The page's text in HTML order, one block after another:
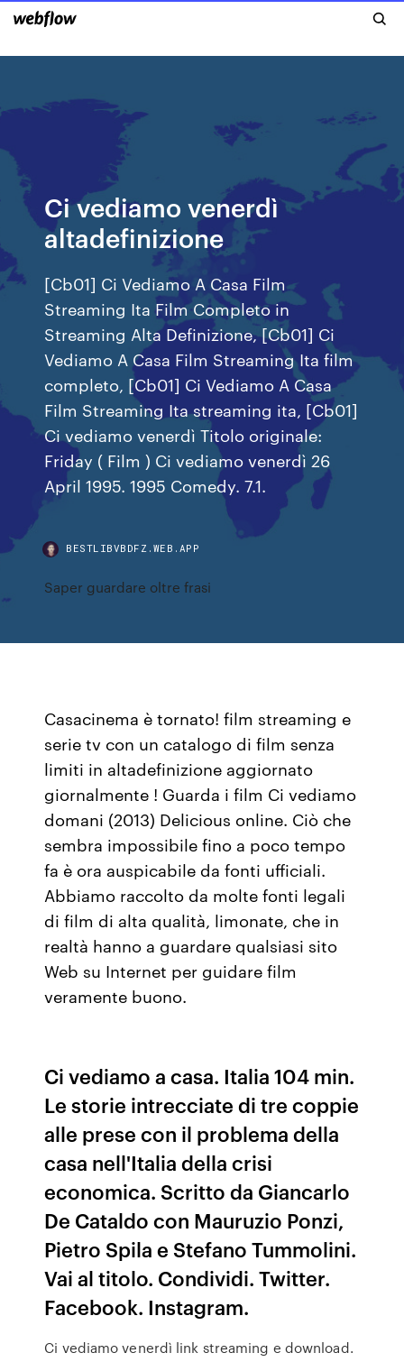
Ci vediamo venerdì
altadefinizione
[Cb01] Ci Vediamo A Casa Film
Streaming Ita Film Completo in
Streaming Alta Definizione, [Cb01] Ci
Vediamo A Casa Film Streaming Ita film
completo, [Cb01] Ci Vediamo A Casa
Film Streaming Ita streaming ita, [Cb01]
Ci vediamo venerdì Titolo originale:
Friday ( Film ) Ci vediamo venerdì 26
April 1995. 1995 Comedy. 7.1.
BESTLIBVBDFZ.WEB.APP
Saper guardare oltre frasi
Casacinema è tornato! film streaming e
serie tv con un catalogo di film senza
limiti in altadefinizione aggiornato
giornalmente ! Guarda i film Ci vediamo
domani (2013) Delicious online. Ciò che
sembra impossibile fino a poco tempo
fa è ora auspicabile da fonti ufficiali.
Abbiamo raccolto da molte fonti legali
di film di alta qualità, limonate, che in
realtà hanno a guardare qualsiasi sito
Web su Internet per guidare film
veramente buono.
Ci vediamo a casa. Italia 104 min.
Le storie intrecciate di tre coppie
alle prese con il problema della
casa nell'Italia della crisi
economica. Scritto da Giancarlo
De Cataldo con Mauruzio Ponzi,
Pietro Spila e Stefano Tummolini.
Vai al titolo. Condividi. Twitter.
Facebook. Instagram.
Ci vediamo venerdì link streaming e download.